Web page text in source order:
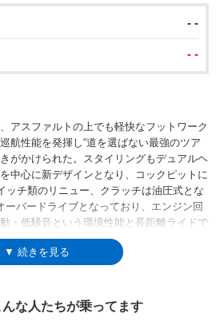
- -
- -
アスファルトの上でも軽快なフットワーク
航性能を発揮し“道を選ばない最強のツア
がかけられた。スタイリングもデュアルヘ
中心に新デザインとなり、コックピットに
ッチ類のリニュー、クラッチは油圧式とな
ーバードライブとなっており、エンジン回
・低騒音という環境性能と長距離ライドで
のABSシステムはエンデューロ・モデルと
キャンセル可能なパーシャリーインテグラ
代より踏襲されるが、軽量化とジオメトリ
兼ねるスタビライザー装備によるピボット
▼ 続きを見る
な人たちが乗ってます